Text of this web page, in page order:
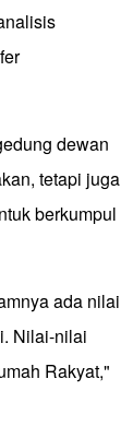
dewan
tetapi juga
berkumpul
ada nilai
Nilai-nilai
Rakyat,"